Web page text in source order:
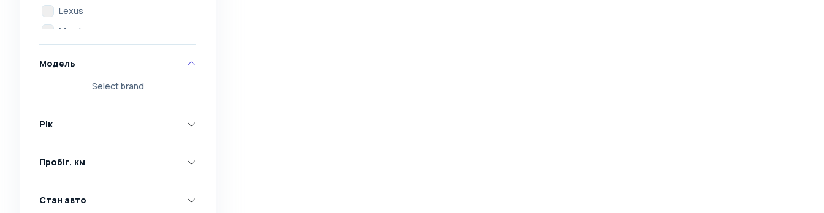
Lexus
Mazda
Mitsubishi
Opel
Skoda
Volkswagen
Модель
Select brand
Рік
Пробіг, км
Стан авто